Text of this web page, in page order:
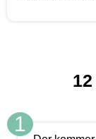
1